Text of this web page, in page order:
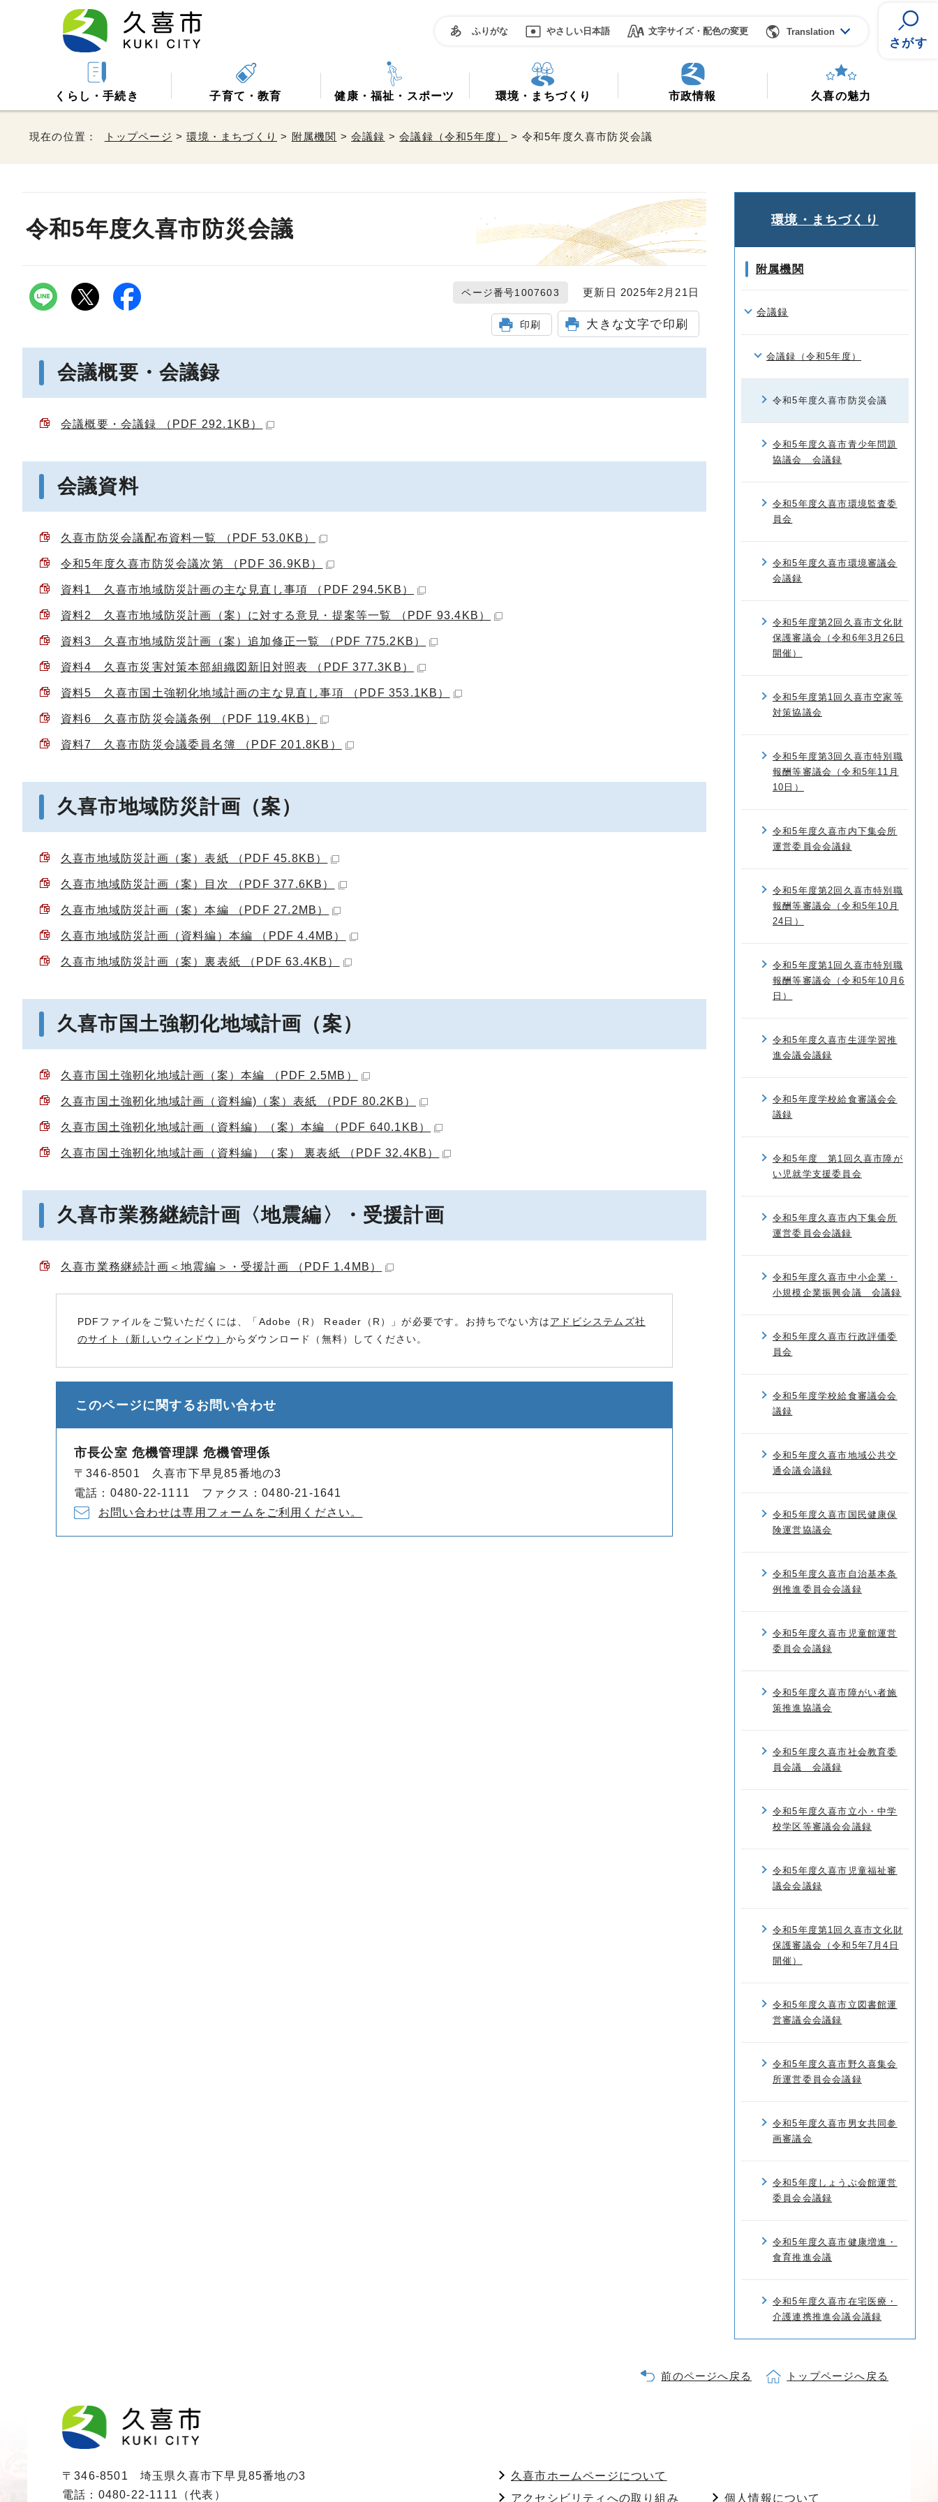
ふりがな やさしい日本語 文字サイズ・配色の変更 Translation
さがす
くらし・手続き 子育て・教育 健康・福祉・スポーツ 環境・まちづくり 市政情報 久喜の魅力
現在の位置： トップページ >環境・まちづくり > 附属機関 >会議録 >会議録（令和5年度） > 令和5年度久喜市防災会議
令和5年度久喜市防災会議
ページ番号1007603 更新日 2025年2月21日
印刷 大きな文字で印刷
会議概要・会議録
会議概要・会議録 （PDF 292.1KB）
会議資料
久喜市防災会議配布資料一覧 （PDF 53.0KB）
令和5年度久喜市防災会議次第 （PDF 36.9KB）
資料1 久喜市地域防災計画の主な見直し事項 （PDF 294.5KB）
資料2 久喜市地域防災計画（案）に対する意見・提案等一覧 （PDF 93.4KB）
資料3 久喜市地域防災計画（案）追加修正一覧 （PDF 775.2KB）
資料4 久喜市災害対策本部組織図新旧対照表 （PDF 377.3KB）
資料5 久喜市国土強靭化地域計画の主な見直し事項 （PDF 353.1KB）
資料6 久喜市防災会議条例 （PDF 119.4KB）
資料7 久喜市防災会議委員名簿 （PDF 201.8KB）
久喜市地域防災計画（案）
久喜市地域防災計画（案）表紙 （PDF 45.8KB）
久喜市地域防災計画（案）目次 （PDF 377.6KB）
久喜市地域防災計画（案）本編 （PDF 27.2MB）
久喜市地域防災計画（資料編）本編 （PDF 4.4MB）
久喜市地域防災計画（案）裏表紙 （PDF 63.4KB）
久喜市国土強靭化地域計画（案）
久喜市国土強靭化地域計画（案）本編 （PDF 2.5MB）
久喜市国土強靭化地域計画（資料編)（案）表紙 （PDF 80.2KB）
久喜市国土強靭化地域計画（資料編）（案）本編 （PDF 640.1KB）
久喜市国土強靭化地域計画（資料編）（案） 裏表紙 （PDF 32.4KB）
久喜市業務継続計画〈地震編〉・受援計画
久喜市業務継続計画＜地震編＞・受援計画 （PDF 1.4MB）
PDFファイルをご覧いただくには、「Adobe（R） Reader（R）」が必要です。お持ちでない方はアドビシステムズ社
のサイト（新しいウィンドウ） からダウンロード（無料）してください。
このページに関するお問い合わせ
市長公室 危機管理課 危機管理係
〒346-8501 久喜市下早見85番地の3
電話：0480-22-1111 ファクス：0480-21-1641
お問い合わせは専用フォームをご利用ください。
環境・まちづくり
附属機関
会議録
会議録（令和5年度）
令和5年度久喜市防災会議
令和5年度久喜市青少年問題
協議会 会議録
令和5年度久喜市環境監査委
員会
令和5年度久喜市環境審議会
会議録
令和5年度第2回久喜市文化財
保護審議会（令和6年3月26日
開催）
令和5年度第1回久喜市空家等
対策協議会
令和5年度第3回久喜市特別職
報酬等審議会（令和5年11月
10日）
令和5年度久喜市内下集会所
運営委員会会議録
令和5年度第2回久喜市特別職
報酬等審議会（令和5年10月
24日）
令和5年度第1回久喜市特別職
報酬等審議会（令和5年10月6
日）
令和5年度久喜市生涯学習推
進会議会議録
令和5年度学校給食審議会会
議録
令和5年度 第1回久喜市障が
い児就学支援委員会
令和5年度久喜市内下集会所
運営委員会会議録
令和5年度久喜市中小企業・
小規模企業振興会議 会議録
令和5年度久喜市行政評価委
員会
令和5年度学校給食審議会会
議録
令和5年度久喜市地域公共交
通会議会議録
令和5年度久喜市国民健康保
険運営協議会
令和5年度久喜市自治基本条
例推進委員会会議録
令和5年度久喜市児童館運営
委員会会議録
令和5年度久喜市障がい者施
策推進協議会
令和5年度久喜市社会教育委
員会議 会議録
令和5年度久喜市立小・中学
校学区等審議会会議録
令和5年度久喜市児童福祉審
議会会議録
令和5年度第1回久喜市文化財
保護審議会（令和5年7月4日
開催）
令和5年度久喜市立図書館運
営審議会会議録
令和5年度久喜市野久喜集会
所運営委員会会議録
令和5年度久喜市男女共同参
画審議会
令和5年度しょうぶ会館運営
委員会会議録
令和5年度久喜市健康増進・
食育推進会議
令和5年度久喜市在宅医療・
介護連携推進会議会議録
前のページへ戻る トップページへ戻る
〒346-8501 埼玉県久喜市下早見85番地の3
電話：0480-22-1111（代表）
久喜市ホームページについて
アクセシビリティへの取り組み
個人情報について